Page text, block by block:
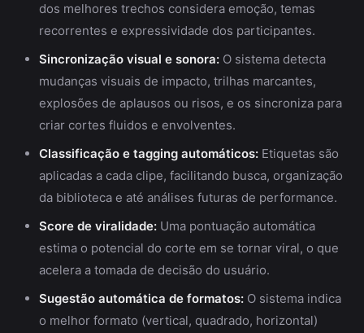
dos melhores trechos considera emoção, temas
recorrentes e expressividade dos participantes.
Sincronização visual e sonora: O sistema detecta
mudanças visuais de impacto, trilhas marcantes,
explosões de aplausos ou risos, e os sincroniza para
criar cortes fluidos e envolventes.
Classificação e tagging automáticos: Etiquetas são
aplicadas a cada clipe, facilitando busca, organização
da biblioteca e até análises futuras de performance.
Score de viralidade: Uma pontuação automática
estima o potencial do corte em se tornar viral, o que
acelera a tomada de decisão do usuário.
Sugestão automática de formatos: O sistema indica
o melhor formato (vertical, quadrado, horizontal)